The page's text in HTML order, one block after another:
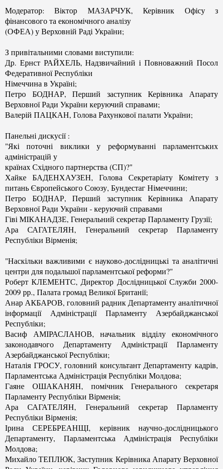
Модератор: Віктор МАЗАРЧУК, Керівник Офісу з
фінансового та економічного аналізу
(ОФЕА) у Верховній Раді України;
З привітальними словами виступили:
Др. Ернст РАЙХЕЛЬ, Надзвичайний і Повноважний Посол
Федеративної Республіки
Німеччина в Україні;
Петро БОДНАР, Перший заступник Керівника Апарату
Верховної Ради України керуючий справами;
Валерій ПАЦКАН, Голова Рахункової палати України;
Панельні дискусії :
"Які поточні виклики у реформуванні парламентських
адміністрацій у
країнах Східного партнерства (СП)?"
Хайке БАДЕНХАУЗЕН, Голова Секретаріату Комітету з
питань Європейського Союзу, Бундестаг Німеччини;
Петро БОДНАР, Перший заступник Керівника Апарату
Верховної Ради України - керуючий справами
Гіві МІКАНАДЗЕ, Генеральний секретар Парламенту Грузії;
Ара САГАТЕЛЯН, Генеральний секретар Парламенту
Республіки Вірменія;
"Наскільки важливими є науково-дослідницькі та аналітичні
центри для подальшої парламентської реформи?"
Роберт КЛЕМЕНТС, Директор Дослідницької Служби 2000-
2009 рр., Палата громад Великої Британії;
Анар АКБАРОВ, головний радник Департаменту аналітичної
інформації Адміністрації Парламенту Азербайджанської
Республіки;
Васиф АМІРАСЛАНОВ, начальник відділу економічного
законодавчого Департаменту Адміністрації Парламенту
Азербайджанської Республіки;
Наталія ГРОСУ, головний консультант Департаменту кадрів,
Парламентська Адміністрація Республіки Молдова;
Гаяне ОШАКАНЯН, помічник Генерального секретаря
Парламенту Республіки Вірменія;
Ара САГАТЕЛЯН, Генеральний секретар Парламенту
Республіки Вірменія;
Ірина СЕРЕБРЕАНЩІ, керівник научно-дослідницького
Департаменту, Парламентська Адміністрація Республіки
Молдова;
Михайло ТЕПЛЮК, Заступник Керівника Апарату Верховної